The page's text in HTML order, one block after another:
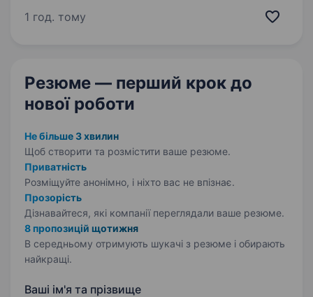
з людьми і ти хочеш навчитися професії
1 год. тому
Резюме — перший крок до
нової роботи
Не більше 3 хвилин
Щоб створити та розмістити ваше резюме.
Приватність
Розміщуйте анонімно, і ніхто вас не впізнає.
Прозорість
Дізнавайтеся, які компанії переглядали ваше резюме.
8 пропозицій щотижня
В середньому отримують шукачі з резюме і обирають
найкращі.
Ваші ім'я та прізвище